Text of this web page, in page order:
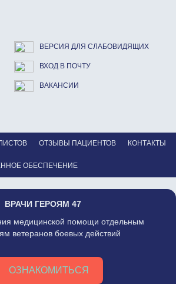
ОТЗЫВЫ ПАЦИЕНТОВ КОНТАКТЫ
ОБЕСПЕЧЕНИЕ
ВЕРСИЯ ДЛЯ СЛАБОВИДЯЩИХ
ВХОД В ПОЧТУ
ВАКАНСИИ
ВРАЧИ ГЕРОЯМ 47
медицинской помощи отдельным
ветеранов боевых действий
ОЗНАКОМИТЬСЯ